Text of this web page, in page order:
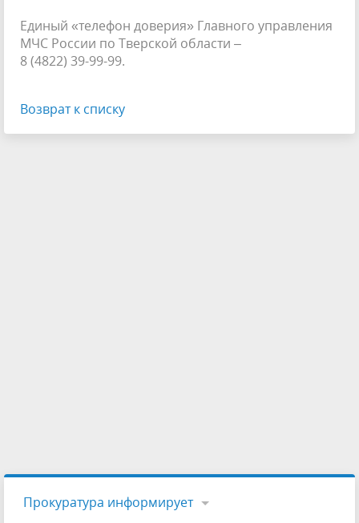
Единый «телефон доверия» Главного управления
МЧС России по Тверской области –
8 (4822) 39-99-99.
Возврат к списку
Прокуратура информирует